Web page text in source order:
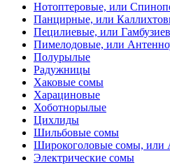
Нотоптеровые, или
Панцирные, или
Пецилиевые, или
Пимелодовые, или
Полурылые
Радужницы
Хаковые сомы
Харациновые
Хоботнорылые
Цихлиды
Шильбовые сомы
Широкоголовые сомы, или
Электрические сомы